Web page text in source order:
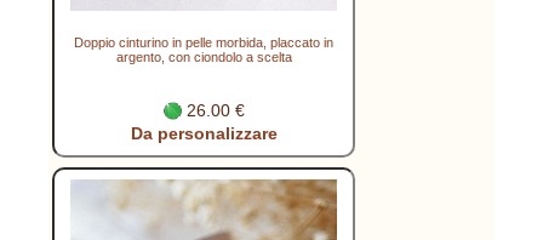
Doppio cinturino in pelle morbida, placcato in
argento, con ciondolo a scelta
26.00 €
Da personalizzare